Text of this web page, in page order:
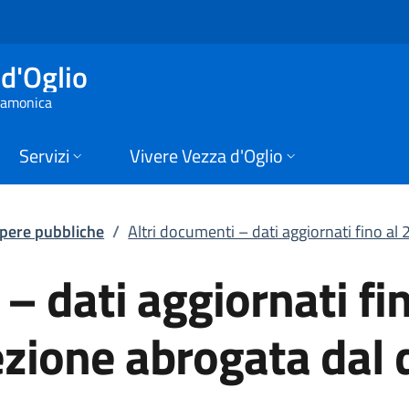
aggiornati fino
Servizi Vivere Vezza d'Oglio
pubbliche / Altri documenti – dati aggiornati fino al
dati aggiornati
abrogata dal